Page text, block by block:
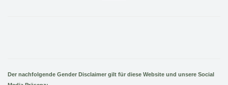
Der nachfolgende Gender Disclaimer gilt für diese Website und unsere Social